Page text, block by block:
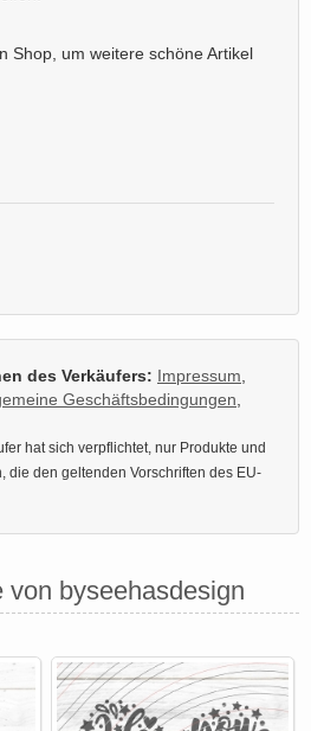
Shop, um weitere schöne Artikel
des Verkäufers: Impressum,
Geschäftsbedingungen,
hat sich verpflichtet, nur Produkte und
die den geltenden Vorschriften des EU-
von byseehasdesign